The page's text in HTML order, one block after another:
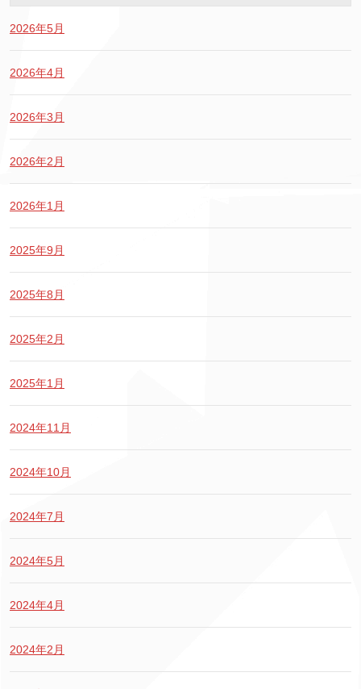
2026年5月
2026年4月
2026年3月
2026年2月
2026年1月
2025年9月
2025年8月
2025年2月
2025年1月
2024年11月
2024年10月
2024年7月
2024年5月
2024年4月
2024年2月